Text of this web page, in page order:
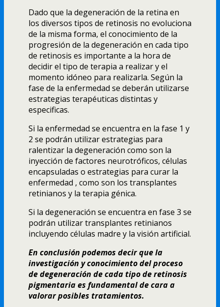
Dado que la degeneración de la retina en
los diversos tipos de retinosis no evoluciona
de la misma forma, el conocimiento de la
progresión de la degeneración en cada tipo
de retinosis es importante a la hora de
decidir el tipo de terapia a realizar y el
momento idóneo para realizarla. Según la
fase de la enfermedad se deberán utilizarse
estrategias terapéuticas distintas y
especificas.
Si la enfermedad se encuentra en la fase 1 y
2 se podrán utilizar estrategias para
ralentizar la degeneración como son la
inyección de factores neurotróficos, células
encapsuladas o estrategias para curar la
enfermedad , como son los transplantes
retinianos y la terapia génica.
Si la degeneración se encuentra en fase 3 se
podrán utilizar transplantes retinianos
incluyendo células madre y la visión artificial.
En conclusión podemos decir que la
investigación y conocimiento del proceso
de degeneración de cada tipo de retinosis
pigmentaria es fundamental de cara a
valorar posibles tratamientos.